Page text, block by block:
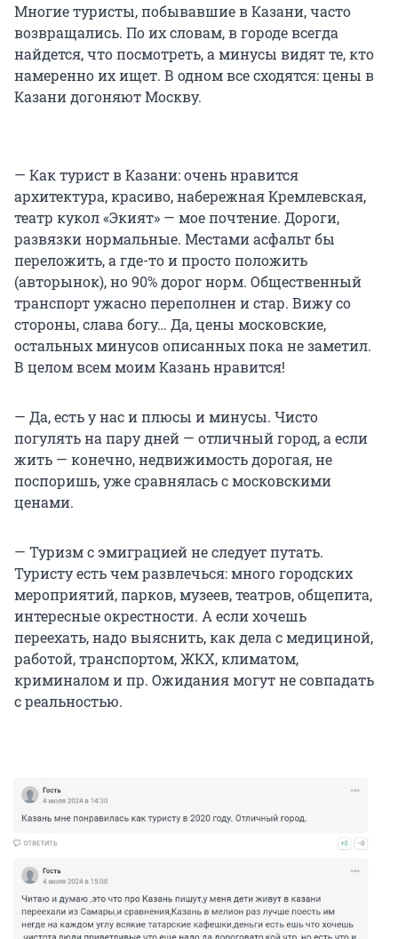
Многие туристы, побывавшие в Казани, часто
возвращались. По их словам, в городе всегда
найдется, что посмотреть, а минусы видят те, кто
намеренно их ищет. В одном все сходятся: цены в
Казани догоняют Москву.
— Как турист в Казани: очень нравится
архитектура, красиво, набережная Кремлевская,
театр кукол «Экият» — мое почтение. Дороги,
развязки нормальные. Местами асфальт бы
переложить, а где-то и просто положить
(авторынок), но 90% дорог норм. Общественный
транспорт ужасно переполнен и стар. Вижу со
стороны, слава богу… Да, цены московские,
остальных минусов описанных пока не заметил.
В целом всем моим Казань нравится!
— Да, есть у нас и плюсы и минусы. Чисто
погулять на пару дней — отличный город, а если
жить — конечно, недвижимость дорогая, не
поспоришь, уже сравнялась с московскими
ценами.
— Туризм с эмиграцией не следует путать.
Туристу есть чем развлечься: много городских
мероприятий, парков, музеев, театров, общепита,
интересные окрестности. А если хочешь
переехать, надо выяснить, как дела с медициной,
работой, транспортом, ЖКХ, климатом,
криминалом и пр. Ожидания могут не совпадать
с реальностью.